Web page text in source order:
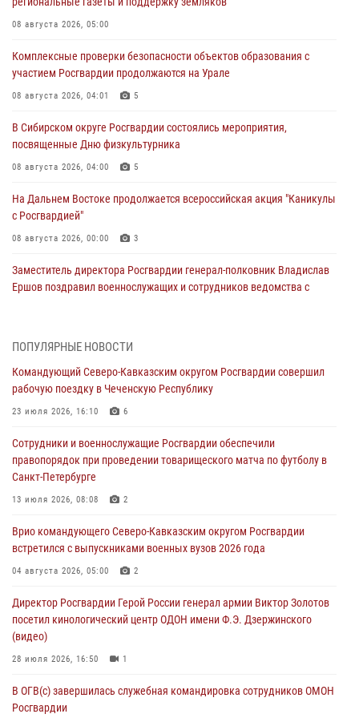
08 августа 2026, 05:00
Комплексные проверки безопасности объектов образования с
участием Росгвардии продолжаются на Урале
08 августа 2026, 04:01 5
В Сибирском округе Росгвардии состоялись мероприятия,
посвященные Дню физкультурника
08 августа 2026, 04:00 5
На Дальнем Востоке продолжается всероссийская акция "Каникулы
с Росгвардией"
08 августа 2026, 00:00 3
Заместитель директора Росгвардии генерал-полковник Владислав
Ершов поздравил военнослужащих и сотрудников ведомства с
операция войск правопорядка
07 августа 2026, 15:28
пресечена противоправная деятельность, связанная с пропагандой
терроризма (видео)
07 августа 2026, 13:30
нарушений миграционного законодательства
07 августа 2026, 12:54
07 августа 2026, 12:37
ПОПУЛЯРНЫЕ НОВОСТИ
Командующий Северо-Кавказским округом Росгвардии совершил
рабочую поездку в Чеченскую Республику
23 июля 2026, 16:10 6
Сотрудники и военнослужащие Росгвардии обеспечили
правопорядок при проведении товарищеского матча по футболу в
Санкт-Петербурге
13 июля 2026, 08:08 2
Врио командующего Северо-Кавказским округом Росгвардии
встретился с выпускниками военных вузов 2026 года
04 августа 2026, 05:00 2
Директор Росгвардии Герой России генерал армии Виктор Золотов
посетил кинологический центр ОДОН имени Ф.Э. Дзержинского
(видео)
28 июля 2026, 16:50 1
В ОГВ(с) завершилась служебная командировка сотрудников ОМОН
Росгвардии